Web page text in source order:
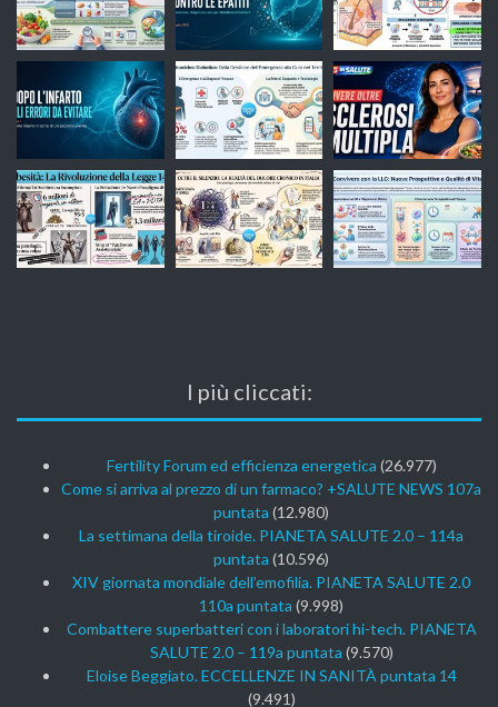
I più cliccati:
Fertility Forum ed efficienza energetica (26.977)
Come si arriva al prezzo di un farmaco? +SALUTE NEWS 107a
puntata (12.980)
La settimana della tiroide. PIANETA SALUTE 2.0 – 114a
puntata (10.596)
XIV giornata mondiale dell’emofilia. PIANETA SALUTE 2.0
110a puntata (9.998)
Combattere superbatteri con i laboratori hi-tech. PIANETA
SALUTE 2.0 – 119a puntata (9.570)
Eloise Beggiato. ECCELLENZE IN SANITÀ puntata 14
(9.491)